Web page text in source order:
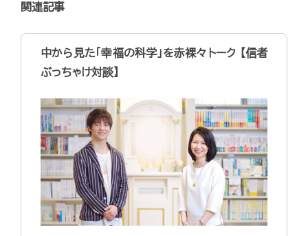
関連記事
中から見た「幸福の科学」を赤裸々トーク 【信者
ぶっちゃけ対談】